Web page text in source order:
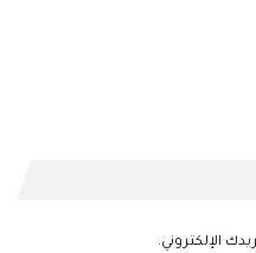
الإلكتروني.